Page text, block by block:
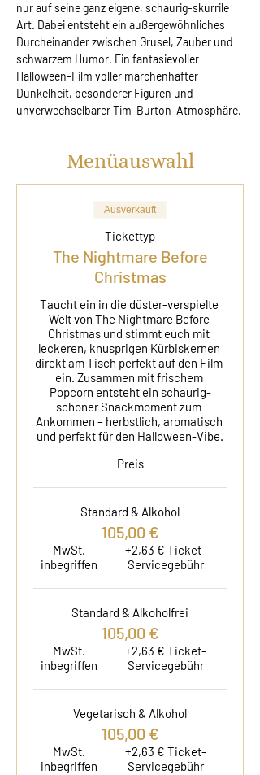
nur auf seine ganz eigene, schaurig-skurrile
Art. Dabei entsteht ein außergewöhnliches
Durcheinander zwischen Grusel, Zauber und
schwarzem Humor. Ein fantasievoller
Halloween-Film voller märchenhafter
Dunkelheit, besonderer Figuren und
unverwechselbarer Tim-Burton-Atmosphäre.
Menüauswahl
Ausverkauft
Tickettyp
The Nightmare Before
Christmas
Taucht ein in die düster-verspielte
Welt von The Nightmare Before
Christmas und stimmt euch mit
leckeren, knusprigen Kürbiskernen
direkt am Tisch perfekt auf den Film
ein. Zusammen mit frischem
Popcorn entsteht ein schaurig-
schöner Snackmoment zum
Ankommen – herbstlich, aromatisch
und perfekt für den Halloween-Vibe.
Preis
Standard & Alkohol
105,00 €
MwSt.
inbegriffen
+2,63 € Ticket-
Servicegebühr
Standard & Alkoholfrei
105,00 €
MwSt.
inbegriffen
+2,63 € Ticket-
Servicegebühr
Vegetarisch & Alkohol
105,00 €
MwSt.
inbegriffen
+2,63 € Ticket-
Servicegebühr